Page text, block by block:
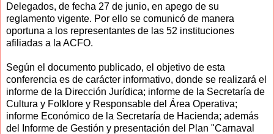
Delegados, de fecha 27 de junio, en apego de su
reglamento vigente. Por ello se comunicó de manera
oportuna a los representantes de las 52 instituciones
afiliadas a la ACFO.
Según el documento publicado, el objetivo de esta
conferencia es de carácter informativo, donde se realizará el
informe de la Dirección Jurídica; informe de la Secretaría de
Cultura y Folklore y Responsable del Área Operativa;
informe Económico de la Secretaría de Hacienda; además
del Informe de Gestión y presentación del Plan "Carnaval